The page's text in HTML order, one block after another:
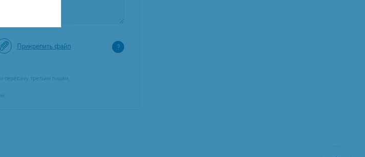
Прикрепить файл ?
третьим лицам,